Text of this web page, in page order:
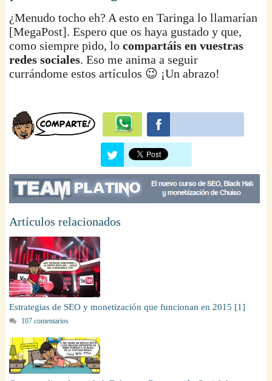
¿Menudo tocho eh? A esto en Taringa lo llamarían
[MegaPost]. Espero que os haya gustado y que,
como siempre pido, locompartáis en vuestras
redes sociales. Eso me anima a seguir
currándome estos artículos 😉 ¡Un abrazo!
Artículos relacionados
Estrategias de SEO y monetización que funcionan en 2015 [1]
107 comentarios